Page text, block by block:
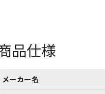
品仕様
メーカー名